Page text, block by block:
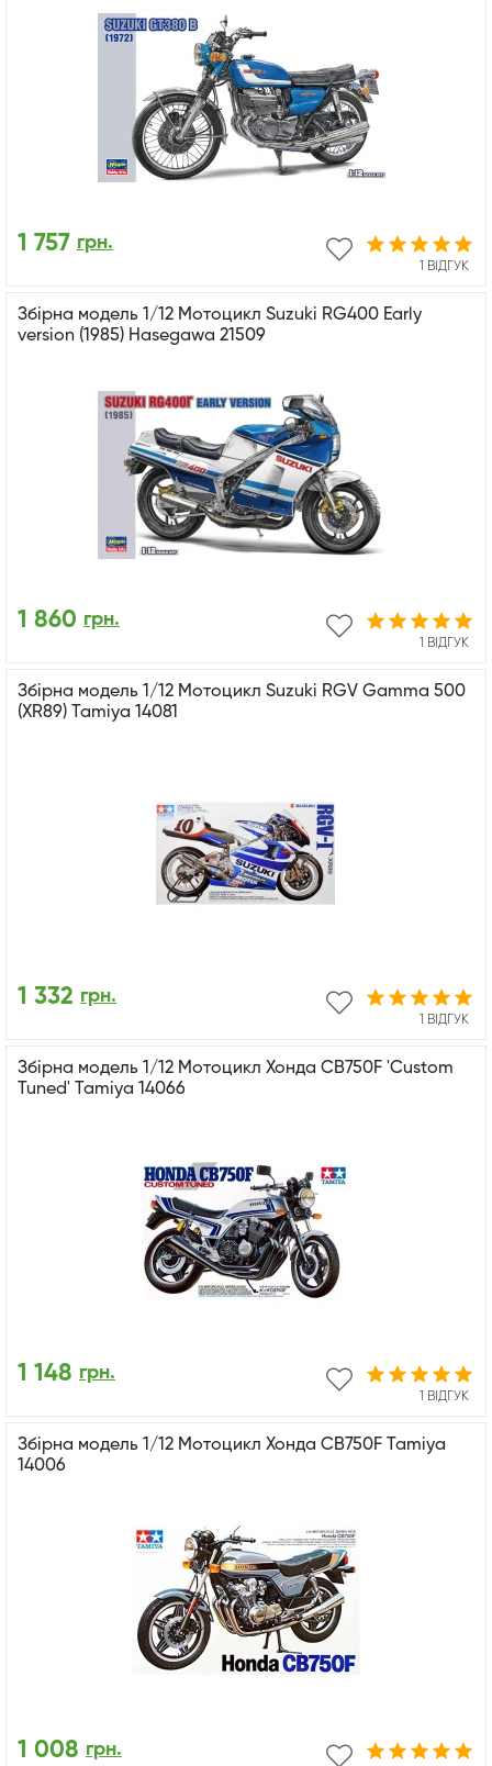
1 ВІДГУК
1 757 грн.
Збірна модель 1/12 Мотоцикл Suzuki RG400 Early
version (1985) Hasegawa 21509
1 ВІДГУК
1 860 грн.
Збірна модель 1/12 Мотоцикл Suzuki RGV Gamma 500
(XR89) Tamiya 14081
1 ВІДГУК
1 332 грн.
Збірна модель 1/12 Мотоцикл Хонда CB750F 'Custom
Tuned' Tamiya 14066
1 ВІДГУК
1 148 грн.
Збірна модель 1/12 Мотоцикл Хонда CB750F Tamiya
14006
1 008 грн.